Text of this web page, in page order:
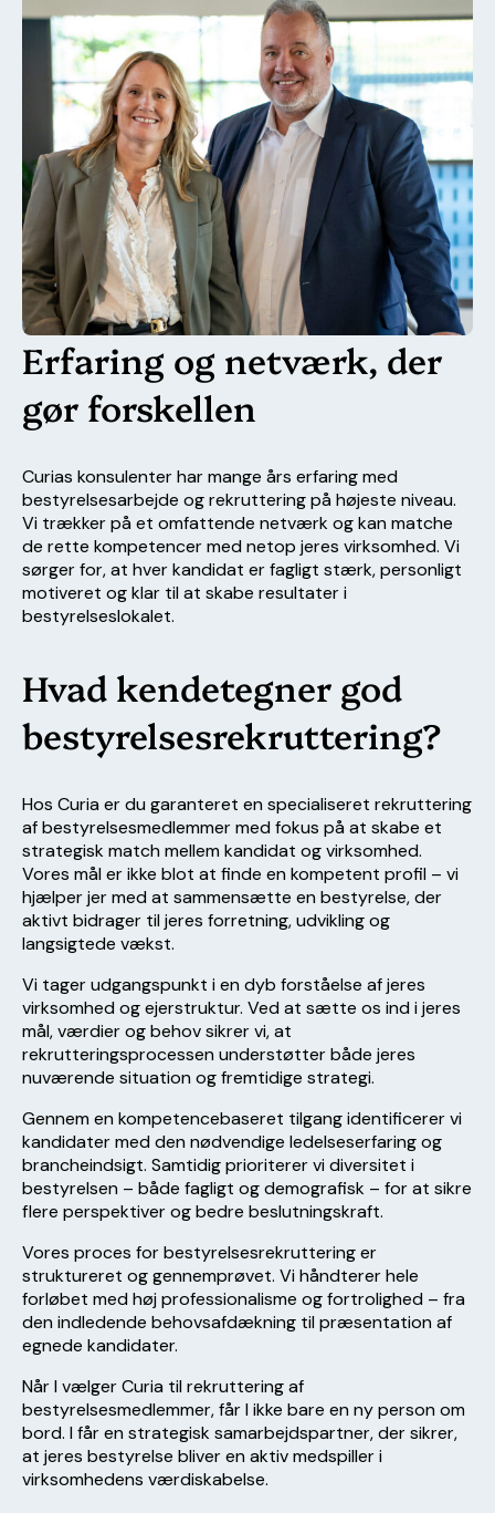
Erfaring og netværk, der
gør forskellen
Curias konsulenter har mange års erfaring med
bestyrelsesarbejde og rekruttering på højeste niveau.
Vi trækker på et omfattende netværk og kan matche
de rette kompetencer med netop jeres virksomhed. Vi
sørger for, at hver kandidat er fagligt stærk, personligt
motiveret og klar til at skabe resultater i
bestyrelseslokalet.
Hvad kendetegner god
bestyrelsesrekruttering?
Hos Curia er du garanteret en specialiseret rekruttering
af bestyrelsesmedlemmer med fokus på at skabe et
strategisk match mellem kandidat og virksomhed.
Vores mål er ikke blot at finde en kompetent profil – vi
hjælper jer med at sammensætte en bestyrelse, der
aktivt bidrager til jeres forretning, udvikling og
langsigtede vækst.
Vi tager udgangspunkt i en dyb forståelse af jeres
virksomhed og ejerstruktur. Ved at sætte os ind i jeres
mål, værdier og behov sikrer vi, at
rekrutteringsprocessen understøtter både jeres
nuværende situation og fremtidige strategi.
Gennem en kompetencebaseret tilgang identificerer vi
kandidater med den nødvendige ledelseserfaring og
brancheindsigt. Samtidig prioriterer vi diversitet i
bestyrelsen – både fagligt og demografisk – for at sikre
flere perspektiver og bedre beslutningskraft.
Vores proces for bestyrelsesrekruttering er
struktureret og gennemprøvet. Vi håndterer hele
forløbet med høj professionalisme og fortrolighed – fra
den indledende behovsafdækning til præsentation af
egnede kandidater.
Når I vælger Curia til rekruttering af
bestyrelsesmedlemmer, får I ikke bare en ny person om
bord. I får en strategisk samarbejdspartner, der sikrer,
at jeres bestyrelse bliver en aktiv medspiller i
virksomhedens værdiskabelse.